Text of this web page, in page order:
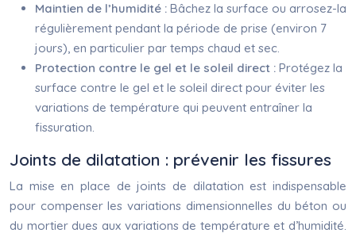
Maintien de l’humidité : Bâchez la surface ou arrosez-la
régulièrement pendant la période de prise (environ 7
jours), en particulier par temps chaud et sec.
Protection contre le gel et le soleil direct : Protégez la
surface contre le gel et le soleil direct pour éviter les
variations de température qui peuvent entraîner la
fissuration.
Joints de dilatation : prévenir les fissures
La mise en place de joints de dilatation est indispensable
pour compenser les variations dimensionnelles du béton ou
du mortier dues aux variations de température et d’humidité.